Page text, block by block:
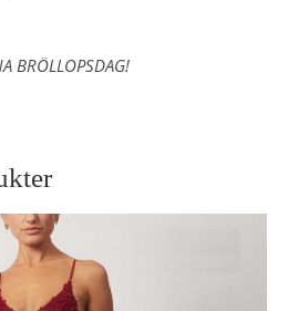
BRÖLLOPSDAG!